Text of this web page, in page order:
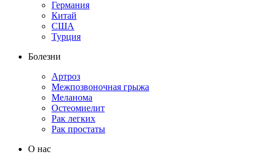
Германия
Китай
США
Турция
Болезни
Артроз
Межпозвоночная грыжа
Меланома
Остеомиелит
Рак легких
Рак простаты
О нас